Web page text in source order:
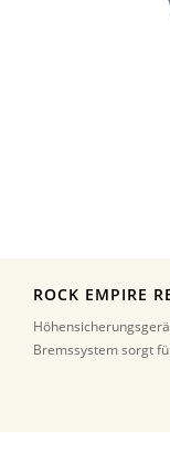
ROCK EMPIRE
Bremssystem sorgt